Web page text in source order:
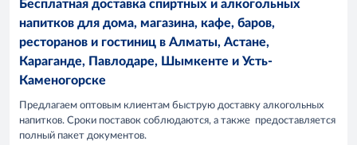
Бесплатная доставка спиртных и алкогольных
напитков для дома, магазина, кафе, баров,
ресторанов и гостиниц в Алматы, Астане,
Караганде, Павлодаре, Шымкенте и Усть-
Каменогорске
Предлагаем оптовым клиентам быструю доставку алкогольных
напитков. Сроки поставок соблюдаются, а также предоставляется
полный пакет документов.